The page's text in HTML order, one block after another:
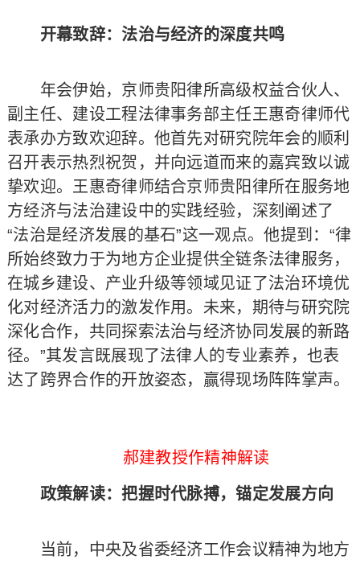
开幕致辞：法治与经济的深度共鸣
年会伊始，京师贵阳律所高级权益合伙人、
副主任、建设工程法律事务部主任王惠奇律师代
表承办方致欢迎辞。他首先对研究院年会的顺利
召开表示热烈祝贺，并向远道而来的嘉宾致以诚
挚欢迎。王惠奇律师结合京师贵阳律所在服务地
方经济与法治建设中的实践经验，深刻阐述了
“法治是经济发展的基石”这一观点。他提到：“律
所始终致力于为地方企业提供全链条法律服务，
在城乡建设、产业升级等领域见证了法治环境优
化对经济活力的激发作用。未来，期待与研究院
深化合作，共同探索法治与经济协同发展的新路
径。”其发言既展现了法律人的专业素养，也表
达了跨界合作的开放姿态，赢得现场阵阵掌声。
郝建教授作精神解读
政策解读：把握时代脉搏，锚定发展方向
当前，中央及省委经济工作会议精神为地方